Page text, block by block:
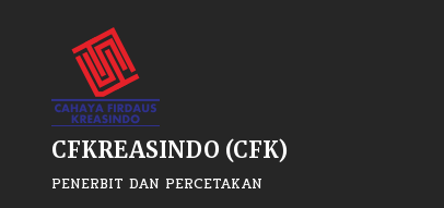
CFKREASINDO (CFK)
PENERBIT DAN PERCETAKAN